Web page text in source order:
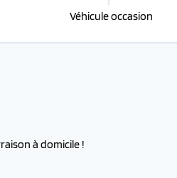
Véhicule occasion
à domicile !